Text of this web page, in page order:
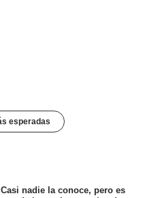
esperadas
Casi nadie la conoce, pero es